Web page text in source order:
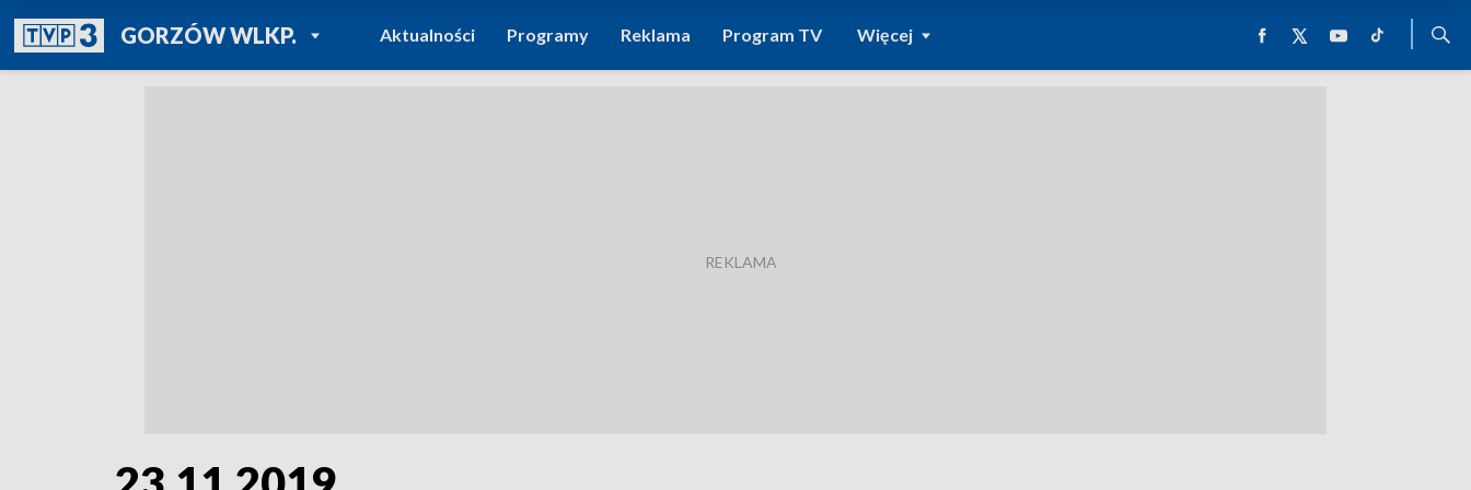
GORZÓW WLKP.POWRÓT DO
TVP REGIONY
Aktualności Programy Reklama Program TV Więcej